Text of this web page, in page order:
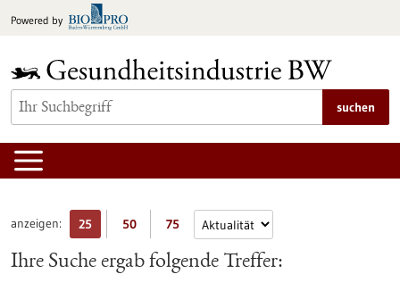
Inhalt
Powered by
suchen
anzeigen: 25 50 75
Ihre Suche ergab folgende Treffer: